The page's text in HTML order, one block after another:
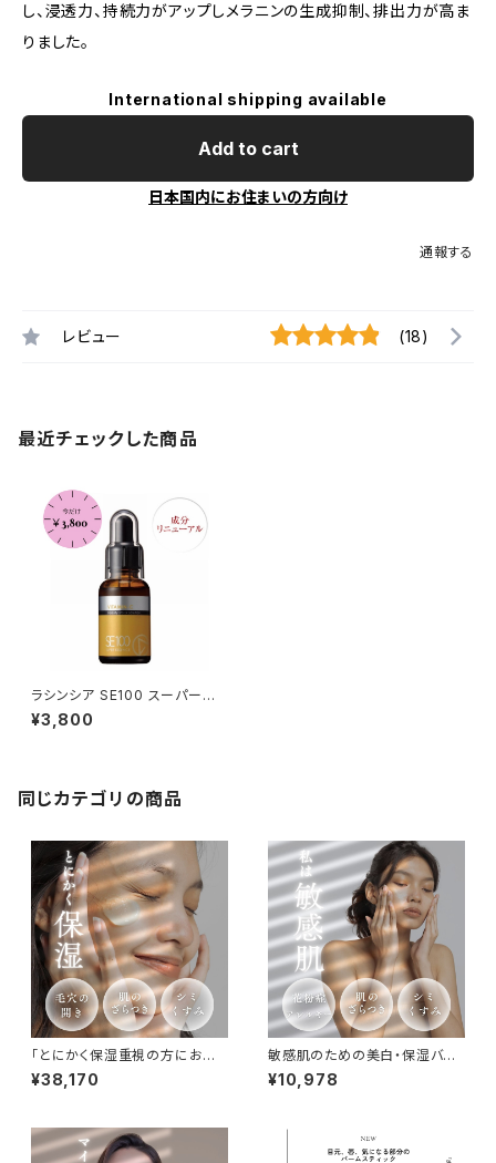
し、浸透力、持続力がアップしメラニンの生成抑制、排出力が高ま
りました。
International shipping available
Add to cart
日本国内にお住まいの方向け
通報する
レビュー (18)
最近チェックした商品
ラシンシア SE100 スーパーエッ
センス ビタミンC誘導体〈VC〉3
0ml
¥3,800
同じカテゴリの商品
「とにかく保湿重視の方におす
すめ！」 LABO+「積極的エイ
ジングケア」※5点スキンケアセ
¥38,170
敏感肌のための美白・保湿バラ
ンスケア４点セット
¥10,978